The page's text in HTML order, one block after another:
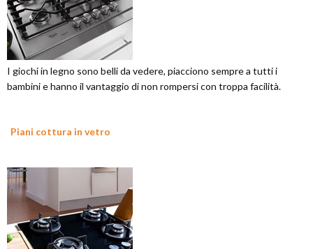
I giochi in legno sono belli da vedere, piacciono sempre a tutti i
bambini e hanno il vantaggio di non rompersi con troppa facilità.
Piani cottura in vetro